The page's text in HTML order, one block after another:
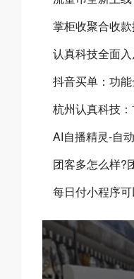
每日付小程序